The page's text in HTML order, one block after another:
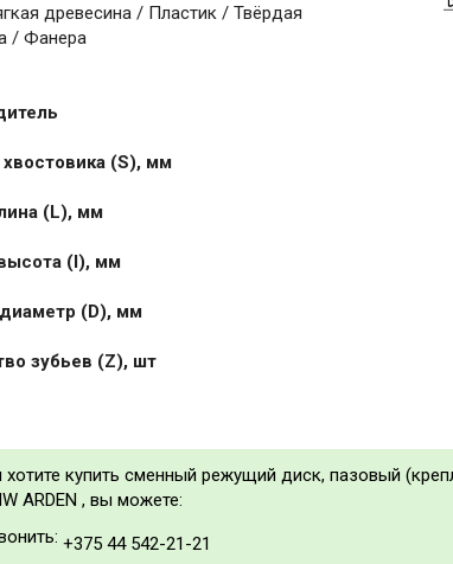
древесина / Пластик / Твёрдая
/ Фанера
(S), мм
(L), мм
(I), мм
(D), мм
зубьев (Z), шт
хотите купить сменный режущий диск, пазовый
ARDEN , вы можете:
+375 44 542-21-21